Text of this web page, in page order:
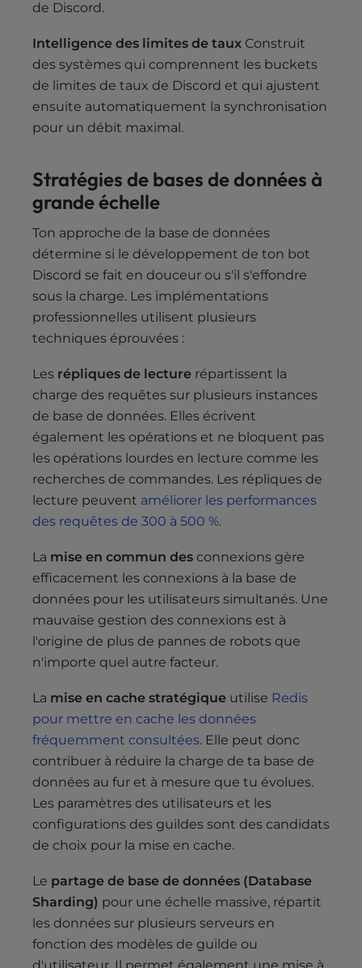
de Discord.
Intelligence des limites de taux Construit
des systèmes qui comprennent les buckets
de limites de taux de Discord et qui ajustent
ensuite automatiquement la synchronisation
pour un débit maximal.
Stratégies de bases de données à
grande échelle
Ton approche de la base de données
détermine si le développement de ton bot
Discord se fait en douceur ou s'il s'effondre
sous la charge. Les implémentations
professionnelles utilisent plusieurs
techniques éprouvées :
Les répliques de lecture répartissent la
charge des requêtes sur plusieurs instances
de base de données. Elles écrivent
également les opérations et ne bloquent pas
les opérations lourdes en lecture comme les
recherches de commandes. Les répliques de
lecture peuvent améliorer les performances
des requêtes de 300 à 500 %.
La mise en commun des connexions gère
efficacement les connexions à la base de
données pour les utilisateurs simultanés. Une
mauvaise gestion des connexions est à
l'origine de plus de pannes de robots que
n'importe quel autre facteur.
La mise en cache stratégique utilise Redis
pour mettre en cache les données
fréquemment consultées. Elle peut donc
contribuer à réduire la charge de ta base de
données au fur et à mesure que tu évolues.
Les paramètres des utilisateurs et les
configurations des guildes sont des candidats
de choix pour la mise en cache.
Le partage de base de données (Database
Sharding) pour une échelle massive, répartit
les données sur plusieurs serveurs en
fonction des modèles de guilde ou